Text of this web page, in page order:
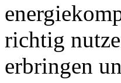
richtig
erbringen